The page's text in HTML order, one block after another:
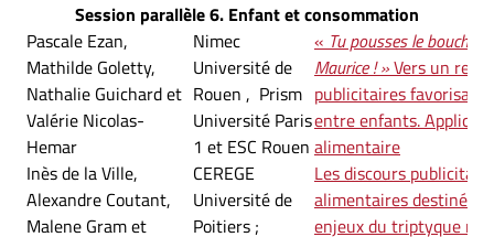
Session parallèle 6. Enfant et consommation
Pascale Ezan,
Mathilde Goletty,
Nathalie Guichard et
Valérie Nicolas-
Hemar
Nimec
Université de
Rouen , Prism
Université Paris
1 et ESC Rouen
« Tu pousses le
Maurice ! »Vers un
publicitaires favorisant
entre enfants.
alimentaire
Inès de la Ville,
Alexandre Coutant,
Malene Gram et
CEREGE
Université de
Poitiers ;
Les discours
alimentaires destinés
enjeux du triptyque